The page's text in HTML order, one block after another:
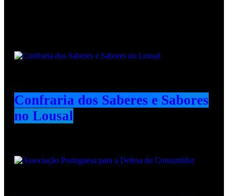
Confraria dos Saberes e Sabores
no Lousal